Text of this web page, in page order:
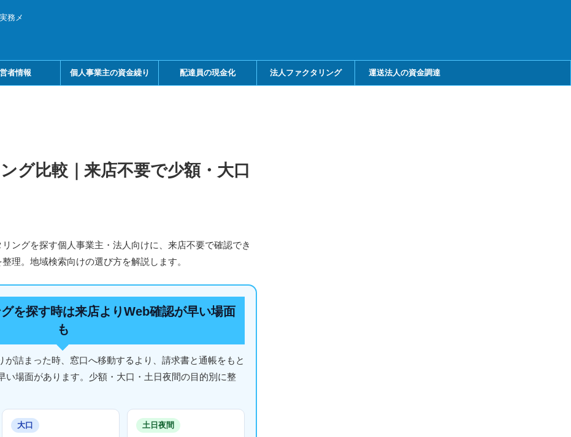
務メ
者情報 個人事業主の資金繰り 配達員の現金化 法人ファクタリング 運送法人の資金調達
グ比較｜来店不要で少額・大口
ングを探す個人事業主・法人向けに、来店不要で確認でき
理。地域検索向けの選び方を解説します。
を探す時は来店よりWeb確認が早い場面
も
が詰まった時、窓口へ移動するより、請求書と通帳をもと
い場面があります。少額・大口・土日夜間の目的別に整
大口 土日夜間